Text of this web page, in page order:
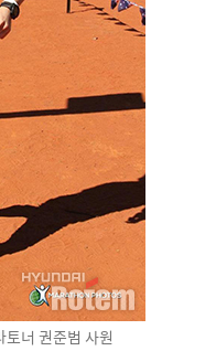
너 권준범 사원